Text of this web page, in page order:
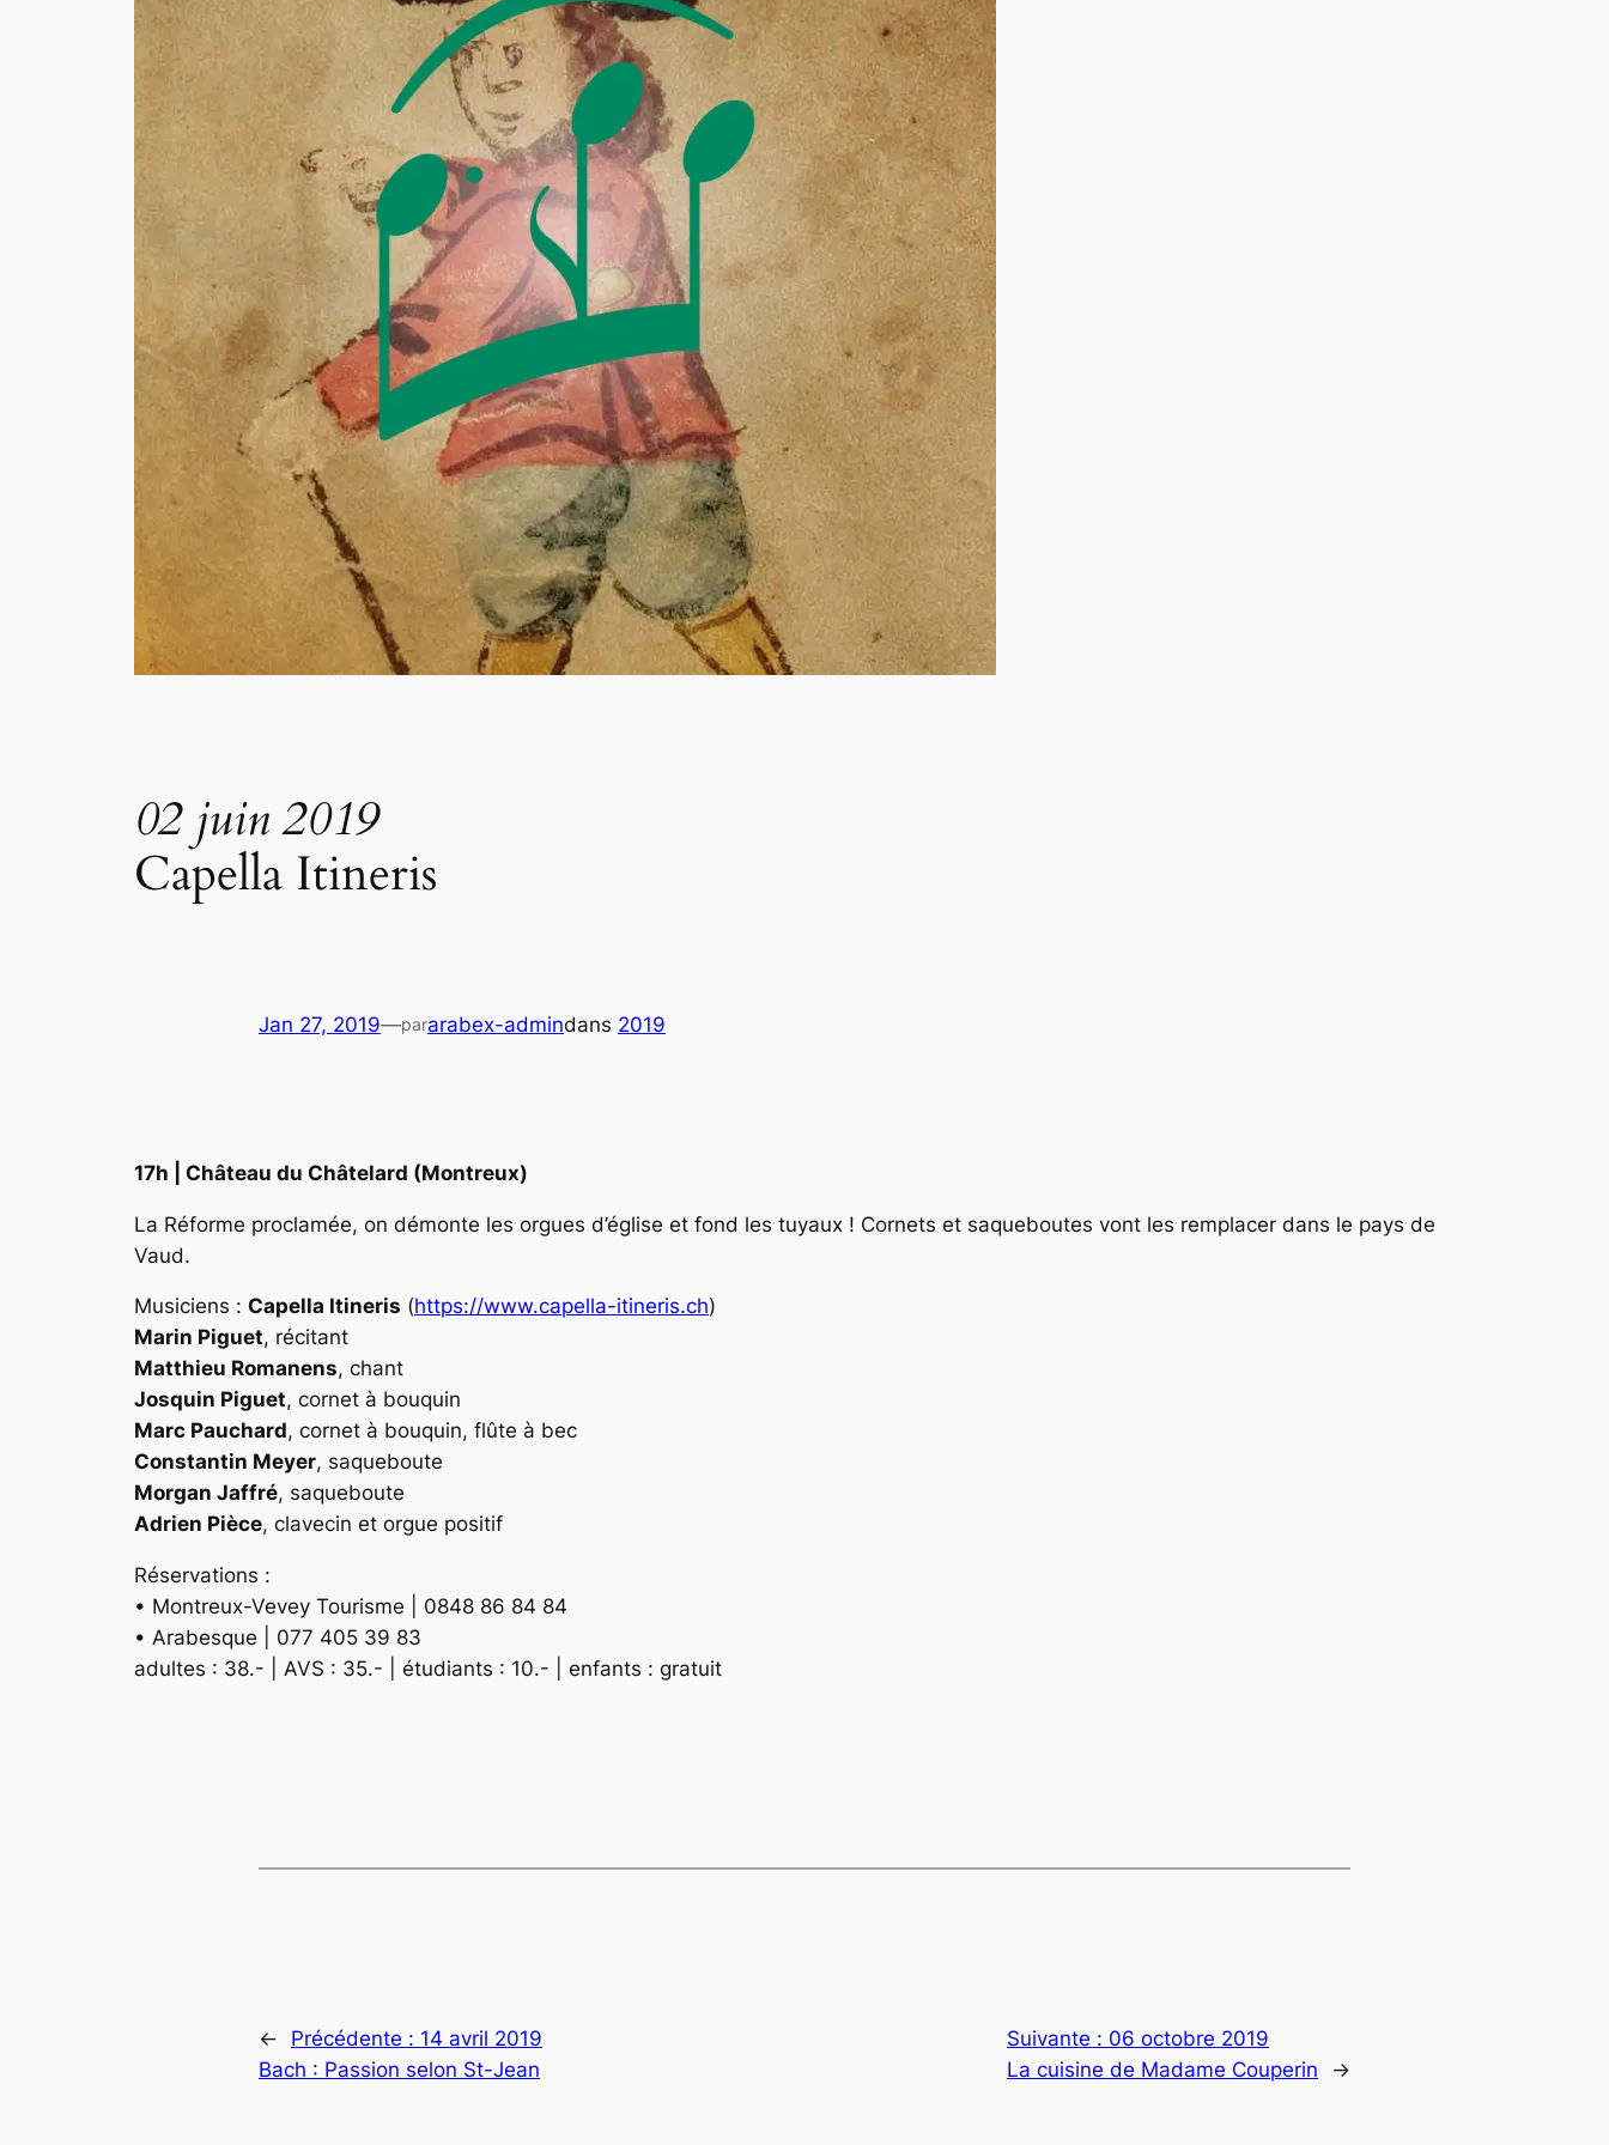
02 juin 2019
Capella Itineris
Jan 27, 2019—pararabex-admindans 2019
17h | Château du Châtelard (Montreux)
La Réforme proclamée, on démonte les orgues d’église et fond les tuyaux ! Cornets et saqueboutes vont les remplacer dans le pays de
Vaud.
Musiciens : Capella Itineris (https://www.capella-itineris.ch)
Marin Piguet, récitant
Matthieu Romanens, chant
Josquin Piguet, cornet à bouquin
Marc Pauchard, cornet à bouquin, flûte à bec
Constantin Meyer, saqueboute
Morgan Jaffré, saqueboute
Adrien Pièce, clavecin et orgue positif
Réservations :
• Montreux-Vevey Tourisme | 0848 86 84 84
• Arabesque | 077 405 39 83
adultes : 38.- | AVS : 35.- | étudiants : 10.- | enfants : gratuit
← Précédente : 14 avril 2019
Bach : Passion selon St-Jean
Suivante : 06 octobre 2019
La cuisine de Madame Couperin
→